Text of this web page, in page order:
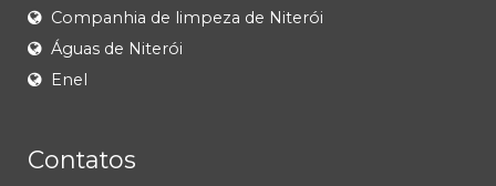
Companhia de limpeza de Niterói
Águas de Niterói
Enel
Contatos